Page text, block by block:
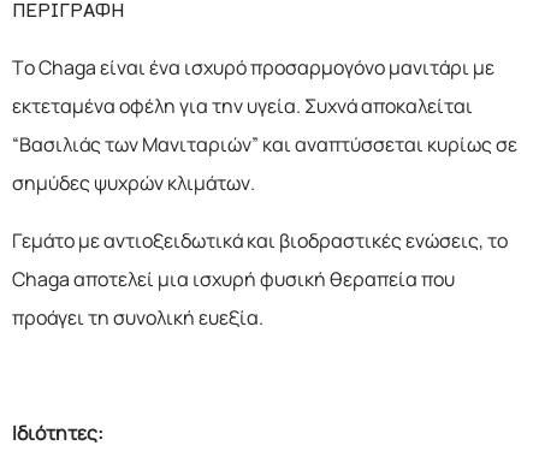
ΠΕΡΙΓΡΑΦΗ
Το Chaga είναι ένα ισχυρό προσαρμογόνο μανιτάρι με
εκτεταμένα οφέλη για την υγεία. Συχνά αποκαλείται
“Βασιλιάς των Μανιταριών” και αναπτύσσεται κυρίως σε
σημύδες ψυχρών κλιμάτων.
Γεμάτο με αντιοξειδωτικά και βιοδραστικές ενώσεις, το
Chaga αποτελεί μια ισχυρή φυσική θεραπεία που
προάγει τη συνολική ευεξία.
Ιδιότητες: